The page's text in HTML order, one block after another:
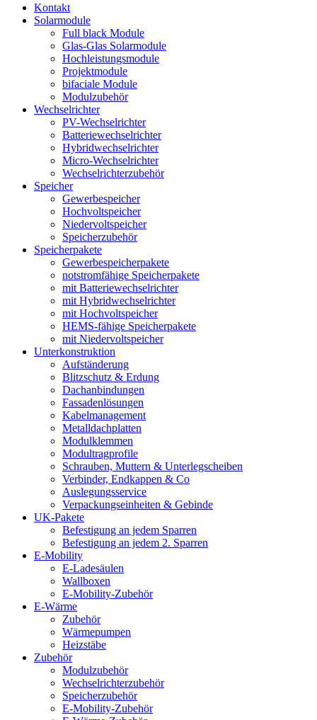
Kontakt
Solarmodule
Full black Module
Glas-Glas Solarmodule
Hochleistungsmodule
Projektmodule
bifaciale Module
Modulzubehör
Wechselrichter
PV-Wechselrichter
Batteriewechselrichter
Hybridwechselrichter
Micro-Wechselrichter
Wechselrichterzubehör
Speicher
Gewerbespeicher
Hochvoltspeicher
Niedervoltspeicher
Speicherzubehör
Speicherpakete
Gewerbespeicherpakete
notstromfähige Speicherpakete
mit Batteriewechselrichter
mit Hybridwechselrichter
mit Hochvoltspeicher
HEMS-fähige Speicherpakete
mit Niedervoltspeicher
Unterkonstruktion
Aufständerung
Blitzschutz & Erdung
Dachanbindungen
Fassadenlösungen
Kabelmanagement
Metalldachplatten
Modulklemmen
Modultragprofile
Schrauben, Muttern & Unterlegscheiben
Verbinder, Endkappen & Co
Auslegungsservice
Verpackungseinheiten & Gebinde
UK-Pakete
Befestigung an jedem Sparren
Befestigung an jedem 2. Sparren
E-Mobility
E-Ladesäulen
Wallboxen
E-Mobility-Zubehör
E-Wärme
Zubehör
Wärmepumpen
Heizstäbe
Zubehör
Modulzubehör
Wechselrichterzubehör
Speicherzubehör
E-Mobility-Zubehör